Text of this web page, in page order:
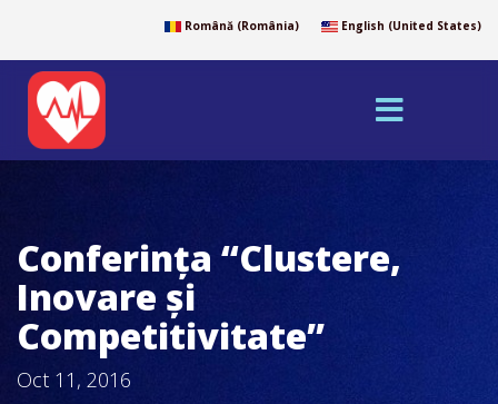
Română (România) English (United States)
Conferința “Clustere,
Inovare și
Competitivitate”
Oct 11, 2016